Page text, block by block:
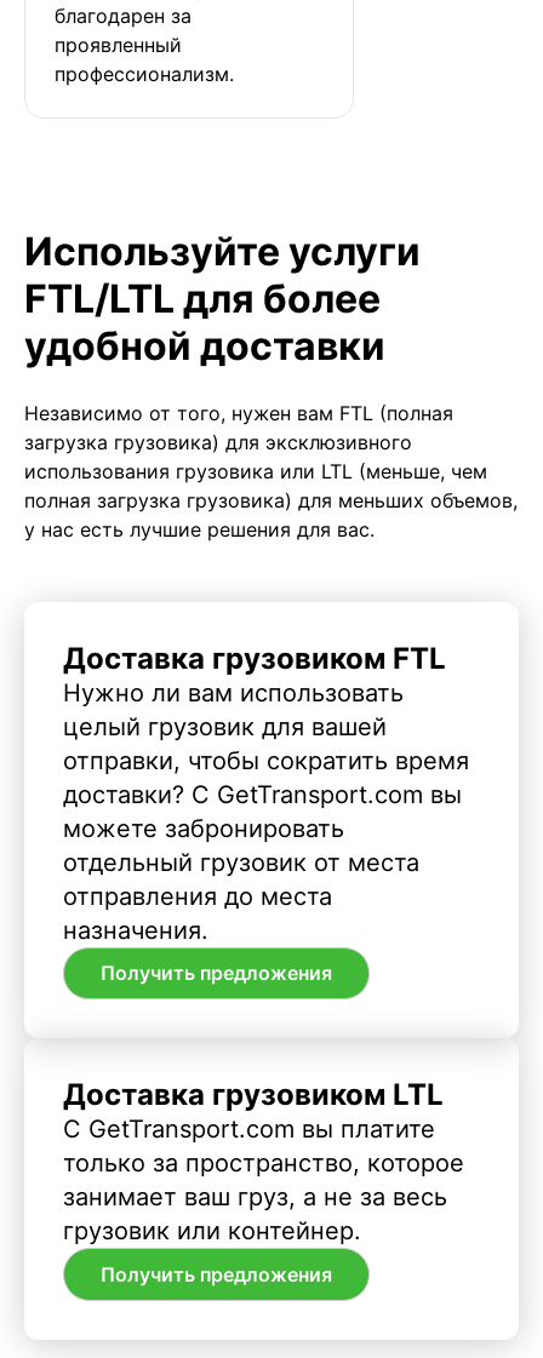
благодарен за
проявленный
профессионализм.
Используйте услуги
FTL/LTL для более
удобной доставки
Независимо от того, нужен вам FTL (полная
загрузка грузовика) для эксклюзивного
использования грузовика или LTL (меньше, чем
полная загрузка грузовика) для меньших объемов,
у нас есть лучшие решения для вас.
Доставка грузовиком FTL
Нужно ли вам использовать
целый грузовик для вашей
отправки, чтобы сократить время
доставки? С GetTransport.com вы
можете забронировать
отдельный грузовик от места
отправления до места
назначения.
Получить предложения
Доставка грузовиком LTL
С GetTransport.com вы платите
только за пространство, которое
занимает ваш груз, а не за весь
грузовик или контейнер.
Получить предложения